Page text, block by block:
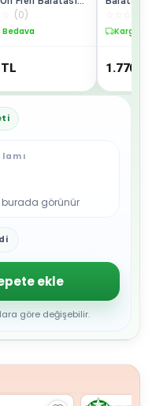
(0)
Bedava
TL
1.4 /Kargo
1.770
burada görünür
ekle
göre değişebilir.